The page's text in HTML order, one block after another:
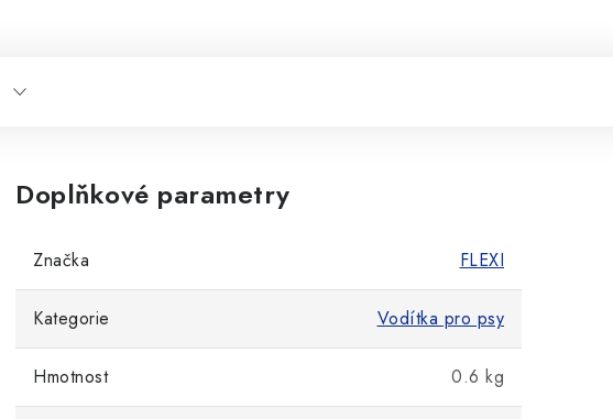
Doplňkové parametry
Značka FLEXI
Kategorie Vodítka pro psy
Hmotnost 0.6 kg